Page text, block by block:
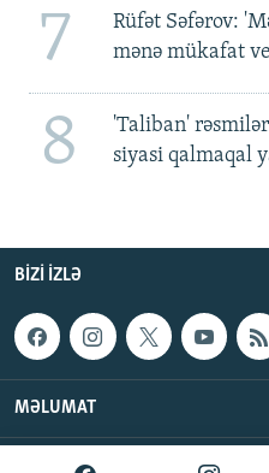
7
Rüfət Səfərov:
mənə mükafat
8
'Taliban'
siyasi qalmaqal
BIZI IZLƏ
MƏLUMAT